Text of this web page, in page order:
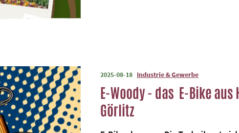
E-Bikes boomen.Die Technik
doch viele Modelle bieten bislang
Nachhaltigkeit. Derzeit werden die